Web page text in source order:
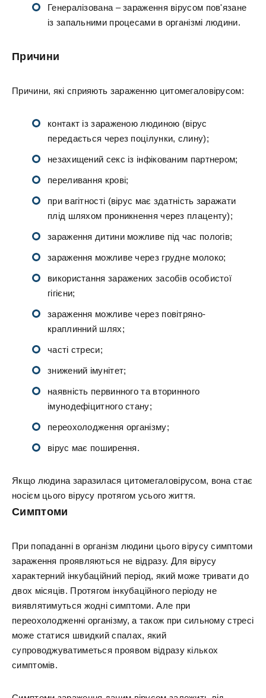
Генералізована – зараження вірусом пов'язане
із запальними процесами в організмі людини.
Причини
Причини, які сприяють зараженню цитомегаловірусом:
контакт із зараженою людиною (вірус
передається через поцілунки, слину);
незахищений секс із інфікованим партнером;
переливання крові;
при вагітності (вірус має здатність заражати
плід шляхом проникнення через плаценту);
зараження дитини можливе під час пологів;
зараження можливе через грудне молоко;
використання заражених засобів особистої
гігієни;
зараження можливе через повітряно-
краплинний шлях;
часті стреси;
знижений імунітет;
наявність первинного та вторинного
імунодефіцитного стану;
переохолодження організму;
вірус має поширення.
Якщо людина заразилася цитомегаловірусом, вона стає
носієм цього вірусу протягом усього життя.
Симптоми
При попаданні в організм людини цього вірусу симптоми
зараження проявляються не відразу. Для вірусу
характерний інкубаційний період, який може тривати до
двох місяців. Протягом інкубаційного періоду не
виявлятимуться жодні симптоми. Але при
переохолодженні організму, а також при сильному стресі
може статися швидкий спалах, який
супроводжуватиметься проявом відразу кількох
симптомів.